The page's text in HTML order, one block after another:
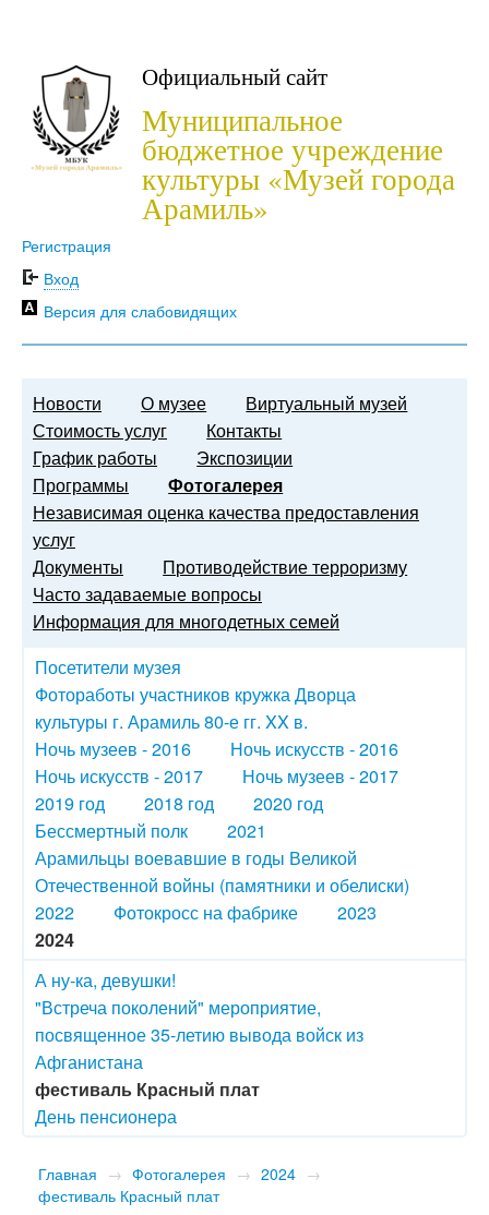
Официальный сайт
Муниципальное
бюджетное учреждение
культуры «Музей города
Арамиль»
Регистрация
Вход
Версия для слабовидящих
Новости О музее
Виртуальный музей
Стоимость услуг
Контакты
График работы
Экспозиции
Программы
Фотогалерея
Независимая оценка качества предоставления
услуг
Документы
Противодействие терроризму
Часто задаваемые вопросы
Информация для многодетных семей
Посетители музея
Фотоработы участников кружка Дворца
культуры г. Арамиль 80-е гг. XX в.
Ночь музеев - 2016
Ночь искусств - 2016
Ночь искусств - 2017
Ночь музеев - 2017
2019 год
2018 год
2020 год
Бессмертный полк
2021
Арамильцы воевавшие в годы Великой
Отечественной войны (памятники и обелиски)
2022
Фотокросс на фабрике
2023
2024
А ну-ка, девушки!
"Встреча поколений" мероприятие,
посвященное 35-летию вывода войск из
Афганистана
фестиваль Красный плат
День пенсионера
Главная → Фотогалерея → 2024 →
фестиваль Красный плат